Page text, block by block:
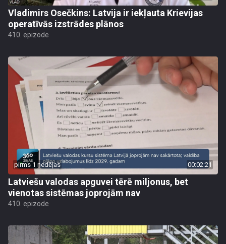
Vladimirs Osečkins: Latvija ir iekļauta Krievijas
operatīvās izstrādes plānos
410. epizode
pirms 1 nedēļas 00:02:21
Latviešu valodas apguvei tērē miljonus, bet
vienotas sistēmas joprojām nav
410. epizode